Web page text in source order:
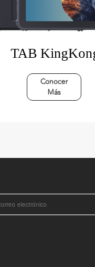
TAB
Conocer
Más